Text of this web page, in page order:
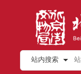
站内搜索